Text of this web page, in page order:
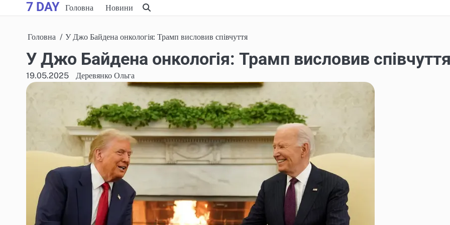
to
7 DAY Головна Новини
Головна У Джо Байдена онкологія: Трамп висловив співчуття
У Джо Байдена онкологія: Трамп висловив
19.05.2025 Деревянко Ольга